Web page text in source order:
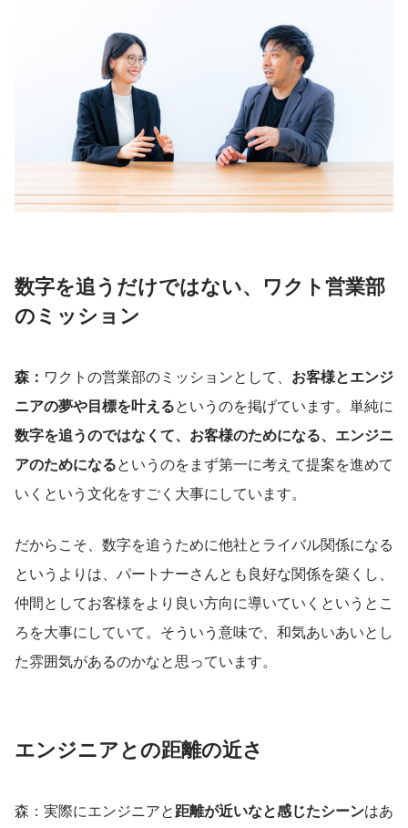
数字を追うだけではない、ワクト営業部
のミッション
森： ワクトの営業部のミッションとして、 お客様とエンジ
ニアの夢や目標を叶えるというのを掲げています。単純に
数字を追うのではなくて、お客様のためになる、エンジニ
アのためになるというのをまず第一に考えて提案を進めて
いくという文化をすごく大事にしています。
だからこそ、数字を追うために他社とライバル関係になる
というよりは、パートナーさんとも良好な関係を築くし、
仲間としてお客様をより良い方向に導いていくというとこ
ろを大事にしていて。そういう意味で、和気あいあいとし
た雰囲気があるのかなと思っています。
エンジニアとの距離の近さ
森：実際にエンジニアと距離が近いなと感じたシーンはあ